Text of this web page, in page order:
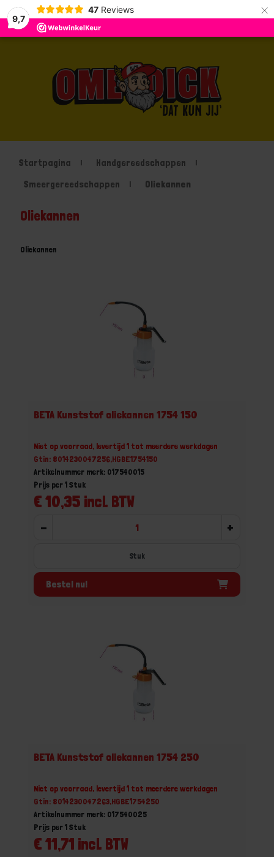
9,7
47 Reviews ×
Startpagina
Handgereedschappen
Smeergereedschappen
Oliekannen
Oliekannen
Oliekannen
BETA Kunststof oliekannen 1754 150
Niet op voorraad, levertijd 1 tot meerdere werkdagen
Gtin: 8014230047256,HGBE1754150
Artikelnummer merk: 017540015
€ 10,35 incl. BTW
Prijs per 1 Stuk
- +
Stuk
Bestel nu!
BETA Kunststof oliekannen 1754 250
Niet op voorraad, levertijd 1 tot meerdere werkdagen
Gtin: 8014230047263,HGBE1754250
Artikelnummer merk: 017540025
€ 11,71 incl. BTW
Prijs per 1 Stuk